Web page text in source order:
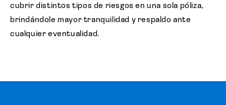
cubrir distintos tipos de riesgos en una sola póliza,
brindándole mayor tranquilidad y respaldo ante
cualquier eventualidad.